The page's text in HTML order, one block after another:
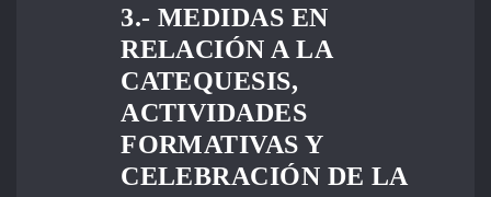
3.- MEDIDAS EN
RELACIÓN A LA
CATEQUESIS,
ACTIVIDADES
FORMATIVAS Y
CELEBRACIÓN DE LA